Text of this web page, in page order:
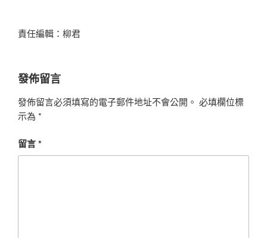
責任編輯：柳君
發佈留言
發佈留言必須填寫的電子郵件地址不會公開。 必填欄位標
示為 *
留言*